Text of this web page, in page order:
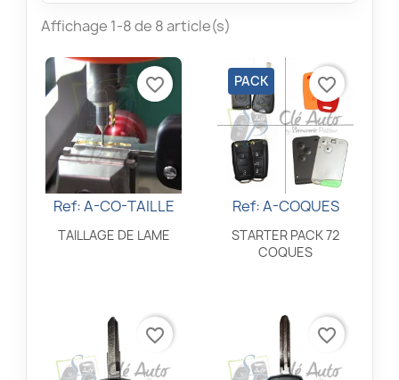
Affichage 1-8 de 8 article(s)
Aperçu rapide
Ref: A-CO-TAILLE
TAILLAGE DE LAME
favorite_border
Aperçu rapide
Ref: A-COQUES
STARTER PACK 72
COQUES
PACK favorite_border
favorite_border favorite_border